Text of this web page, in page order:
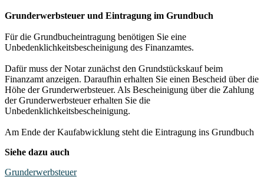
Grunderwerbsteuer und Eintragung im Grundbuch
Für die Grundbucheintragung benötigen Sie eine
Unbedenklichkeitsbescheinigung des Finanzamtes.
Dafür muss der Notar zunächst den Grundstückskauf beim
Finanzamt anzeigen. Daraufhin erhalten Sie einen Bescheid über die
Höhe der Grunderwerbsteuer. Als Bescheinigung über die Zahlung
der Grunderwerbsteuer erhalten Sie die
Unbedenklichkeitsbescheinigung.
Am Ende der Kaufabwicklung steht die Eintragung ins Grundbuch
Siehe dazu auch
Grunderwerbsteuer